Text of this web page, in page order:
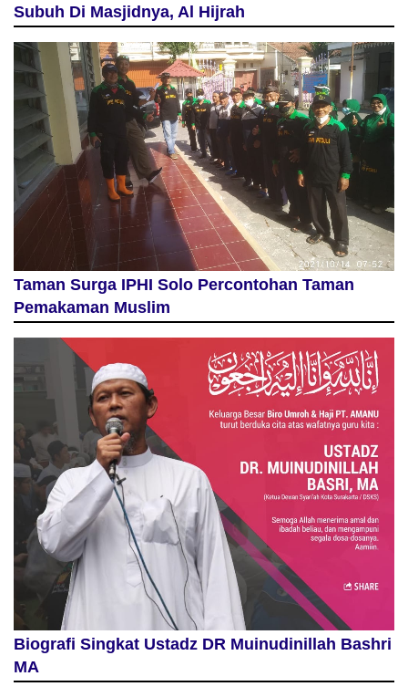
Subuh Di Masjidnya, Al Hijrah
Taman Surga IPHI Solo Percontohan Taman
Pemakaman Muslim
Biografi Singkat Ustadz DR Muinudinillah Bashri
MA